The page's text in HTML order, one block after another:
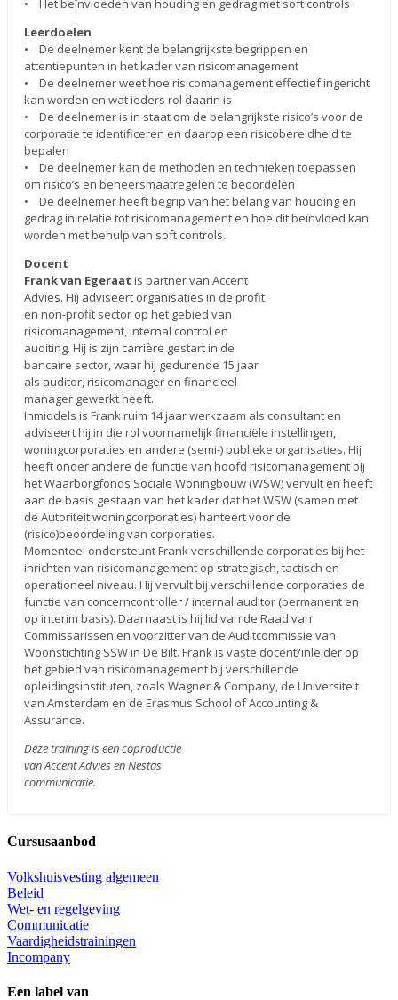
• Het beïnvloeden van houding en gedrag met soft controls
Leerdoelen
• De deelnemer kent de belangrijkste begrippen en
attentiepunten in het kader van risicomanagement
• De deelnemer weet hoe risicomanagement effectief ingericht
kan worden en wat ieders rol daarin is
• De deelnemer is in staat om de belangrijkste risico’s voor de
corporatie te identificeren en daarop een risicobereidheid te
bepalen
• De deelnemer kan de methoden en technieken toepassen
om risico’s en beheersmaatregelen te beoordelen
• De deelnemer heeft begrip van het belang van houding en
gedrag in relatie tot risicomanagement en hoe dit beïnvloed kan
worden met behulp van soft controls.
Docent
Frank van Egeraat is partner van Accent
Advies. Hij adviseert organisaties in de profit
en non-profit sector op het gebied van
risicomanagement, internal control en
auditing. Hij is zijn carrière gestart in de
bancaire sector, waar hij gedurende 15 jaar
als auditor, risicomanager en financieel
manager gewerkt heeft.
Inmiddels is Frank ruim 14 jaar werkzaam als consultant en
adviseert hij in die rol voornamelijk financiële instellingen,
woningcorporaties en andere (semi-) publieke organisaties. Hij
heeft onder andere de functie van hoofd risicomanagement bij
het Waarborgfonds Sociale Woningbouw (WSW) vervult en heeft
aan de basis gestaan van het kader dat het WSW (samen met
de Autoriteit woningcorporaties) hanteert voor de
(risico)beoordeling van corporaties.
Momenteel ondersteunt Frank verschillende corporaties bij het
inrichten van risicomanagement op strategisch, tactisch en
operationeel niveau. Hij vervult bij verschillende corporaties de
functie van concerncontroller / internal auditor (permanent en
op interim basis). Daarnaast is hij lid van de Raad van
Commissarissen en voorzitter van de Auditcommissie van
Woonstichting SSW in De Bilt. Frank is vaste docent/inleider op
het gebied van risicomanagement bij verschillende
opleidingsinstituten, zoals Wagner & Company, de Universiteit
van Amsterdam en de Erasmus School of Accounting &
Assurance.
Deze training is een coproductie
van Accent Advies en Nestas
communicatie.
Cursusaanbod
Volkshuisvesting algemeen
Beleid
Wet- en regelgeving
Communicatie
Vaardigheidstrainingen
Incompany
Een label van